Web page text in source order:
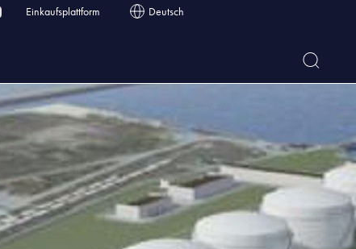
Einkaufsplattform Deutsch